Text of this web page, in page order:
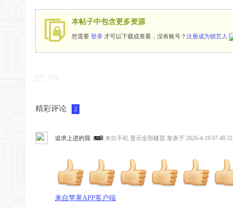
本帖子中包含更多资源
您需要 登录 才可以下载或查看，没有账号？ 注册成为锁艺人
精彩评论 2
追求上进的我 来自手机 显示全部楼层 发表于 2026-4-19 07:48:32
来自苹果APP客户端